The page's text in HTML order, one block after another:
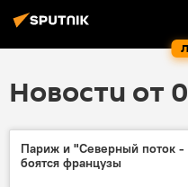
Новости от
Париж и "Северный поток -
боятся французы